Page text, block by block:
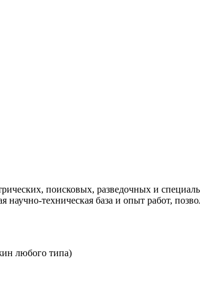
поисковых, разведочных и
научно-техническая база и опыт работ,
любого типа)